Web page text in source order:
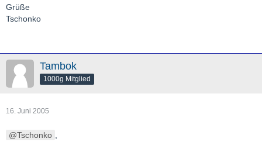
Grüße
Tschonko
Tambok
1000g Mitglied
16. Juni 2005
Tschonko